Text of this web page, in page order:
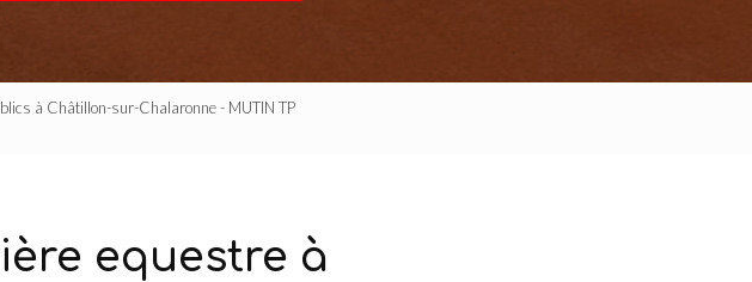
à Châtillon-sur-Chalaronne - MUTIN TP
equestre à